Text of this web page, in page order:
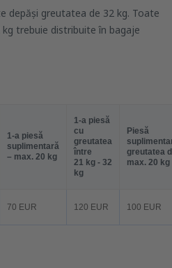
depăși greutatea de 32 kg. Toate
trebuie distribuite în bagaje
1-a piesă
suplimentară
– max. 20 kg
1-a piesă
cu
greutatea
între
21 kg - 32
kg
Piesă
greutatea
max. 20 kg
70 EUR 120 EUR 100 EUR